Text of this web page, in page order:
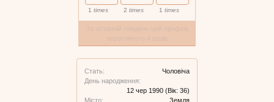
1 times 2 times 1 times
Стать:
Чоловіча
День народження:
12 чер 1990 (Вік: 36)
Місто:
Земля